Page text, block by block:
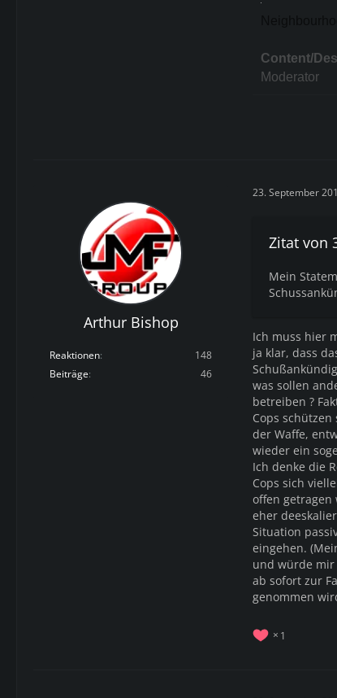
Content/
Moderator
Arthur Bishop
Reaktionen
148
Beiträge
46
23. September
Zitat von
Mein
Ich muss hier
ja klar, dass
was sollen
betreiben ?
Cops
der Waffe,
wieder ein
Ich denke die
Cops sich
offen getragen
eher
Situation
eingehen.
und würde mir
ab sofort zur
genommen
1